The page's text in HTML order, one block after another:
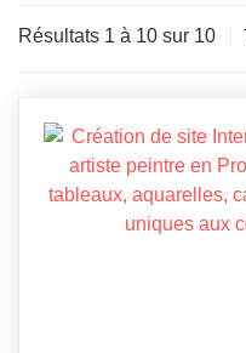
Résultats 1 à 10 sur 10